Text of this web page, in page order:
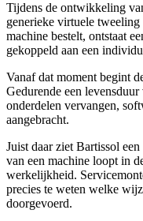
Tijdens de ontwikkeling
generieke virtuele
machine bestelt, ontstaat
gekoppeld aan een
Vanaf dat moment begint
Gedurende een
onderdelen vervangen,
aangebracht.
Juist daar ziet Bartissol
van een machine loopt in
werkelijkheid.
precies te weten welke
doorgevoerd.